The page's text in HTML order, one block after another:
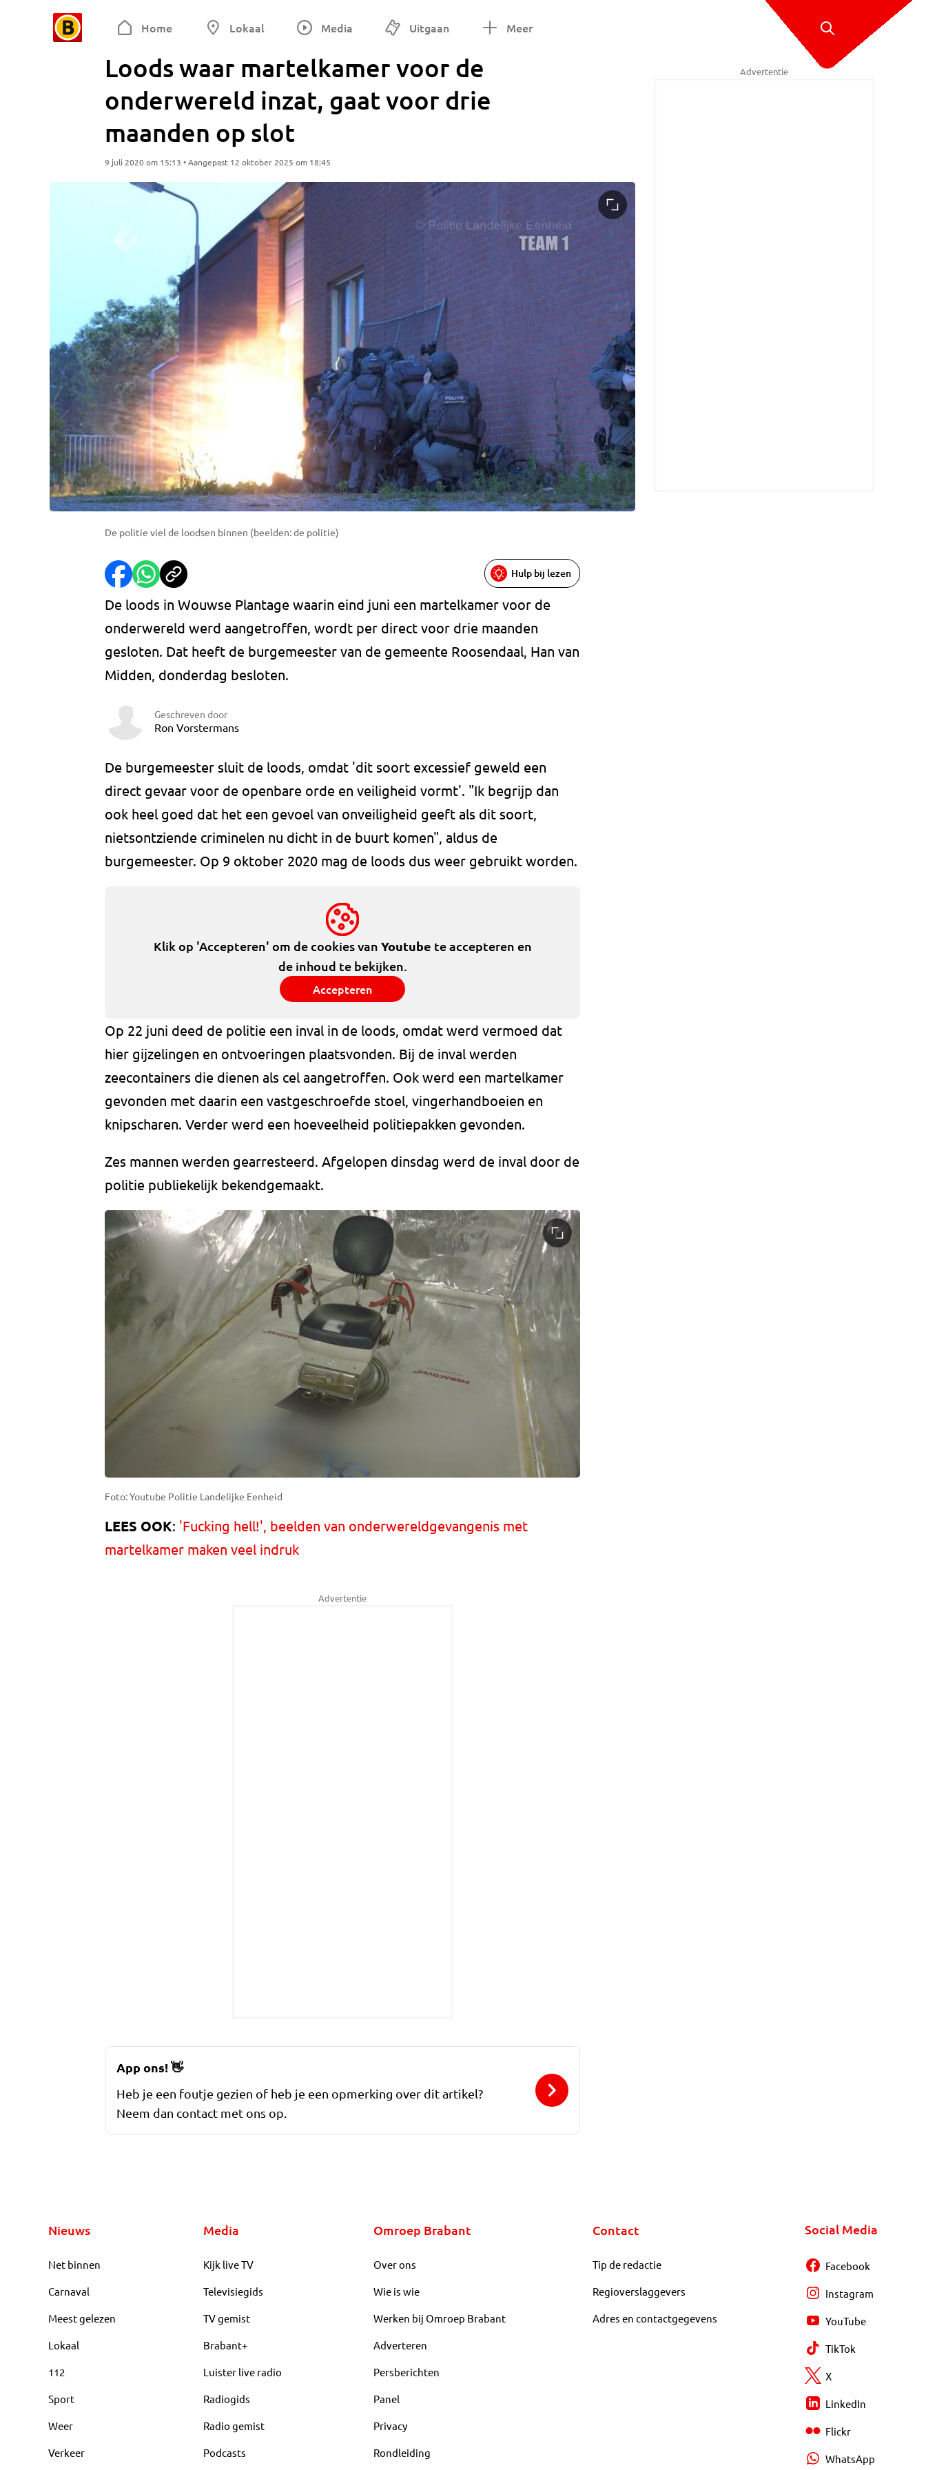
Home Lokaal Media Uitgaan Meer
Loods waar martelkamer voor de
onderwereld inzat, gaat voor drie
maanden op slot
9 juli 2020 om 15:13 • Aangepast 12 oktober 2025 om 18:45
De politie viel de loodsen binnen (beelden: de politie)
Hulp bij lezen
De loods in Wouwse Plantage waarin eind juni een martelkamer voor de
onderwereld werd aangetroffen, wordt per direct voor drie maanden
gesloten. Dat heeft de burgemeester van de gemeente Roosendaal, Han van
Midden, donderdag besloten.
Geschreven door
Ron Vorstermans
De burgemeester sluit de loods, omdat 'dit soort excessief geweld een
direct gevaar voor de openbare orde en veiligheid vormt'. "Ik begrijp dan
ook heel goed dat het een gevoel van onveiligheid geeft als dit soort,
nietsontziende criminelen nu dicht in de buurt komen", aldus de
burgemeester. Op 9 oktober 2020 mag de loods dus weer gebruikt worden.
Klik op 'Accepteren' om de cookies van Youtube te accepteren en
de inhoud te bekijken.
Accepteren
Op 22 juni deed de politie een inval in de loods, omdat werd vermoed dat
hier gijzelingen en ontvoeringen plaatsvonden. Bij de inval werden
zeecontainers die dienen als cel aangetroffen. Ook werd een martelkamer
gevonden met daarin een vastgeschroefde stoel, vingerhandboeien en
knipscharen. Verder werd een hoeveelheid politiepakken gevonden.
Zes mannen werden gearresteerd. Afgelopen dinsdag werd de inval door de
politie publiekelijk bekendgemaakt.
Foto: Youtube Politie Landelijke Eenheid
LEES OOK: 'Fucking hell!', beelden van onderwereldgevangenis met
martelkamer maken veel indruk
Advertentie
Advertentie
App ons!👋
Heb je een foutje gezien of heb je een opmerking over dit artikel?
Neem dan contact met ons op.
Nieuws
Net binnen
Carnaval
Meest gelezen
Lokaal
112
Sport
Weer
Verkeer
Media
Kijk live TV
Televisiegids
TV gemist
Brabant+
Luister live radio
Radiogids
Radio gemist
Podcasts
Omroep Brabant
Over ons
Wie is wie
Werken bij Omroep Brabant
Adverteren
Persberichten
Panel
Privacy
Rondleiding
Contact
Tip de redactie
Regioverslaggevers
Adres en contactgegevens
Social Media
Facebook
Instagram
YouTube
TikTok
X
LinkedIn
Flickr
WhatsApp